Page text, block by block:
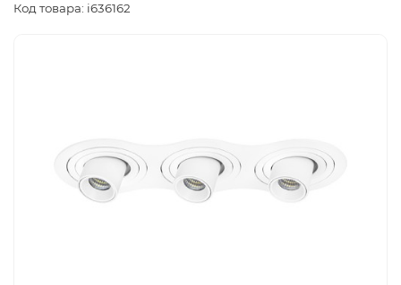
Код товара: i636162